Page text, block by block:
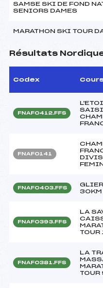
SAMSE SKI DE FOND
SENIORS DAMES
MARATHON SKI TOUR
Résultats
Codex
FNAF0412.FFS
FNAF0141
FNAF0403.FFS
30KM
FNAF0393.FFS
LA
TOUR
FNAF0381.FFS
LA
TOUR